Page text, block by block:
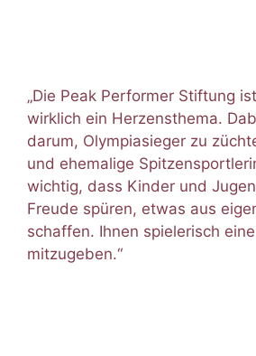
„Die Peak Performer Stiftung
wirklich ein Herzensthema.
darum, Olympiasieger zu
und ehemalige
wichtig, dass Kinder und
Freude spüren, etwas aus
schaffen. Ihnen spielerisch
mitzugeben.“